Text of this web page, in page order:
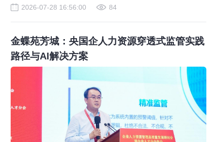
2026-07-28 16:56:00 84
金蝶苑芳城：央国企人力资源穿透式监管实践
路径与AI解决方案